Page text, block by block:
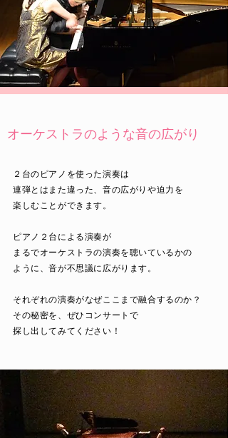
​オーケストラのような音の広がり
２台のピアノを使った演奏は
連弾とはまた違った、音の広がりや迫力を
楽しむことができます。
ピアノ２台による演奏が
​まるでオーケストラの演奏を聴いているかの
ように、音が不思議に広がります。
それぞれの演奏がなぜここまで融合するのか？
その秘密を、ぜひコンサートで
​探し出してみてください！